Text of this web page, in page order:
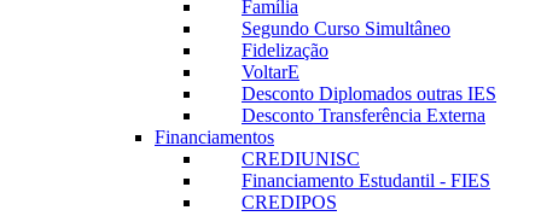
Família
Segundo Curso Simultâneo
Fidelização
VoltarE
Desconto Diplomados outras IES
Desconto Transferência Externa
Financiamentos
CREDIUNISC
Financiamento Estudantil - FIES
CREDIPOS